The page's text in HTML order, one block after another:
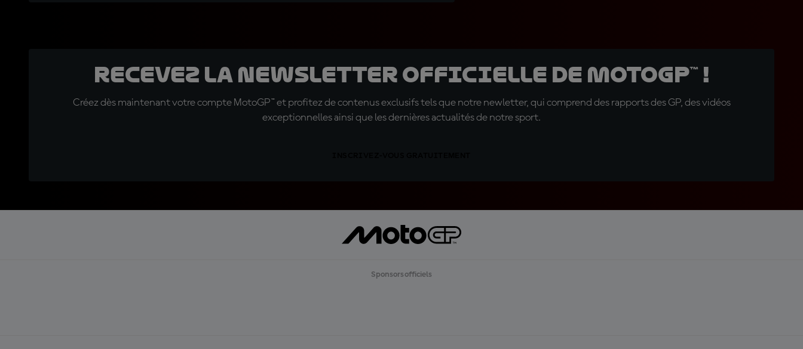
Recevez la Newsletter officielle de MotoGP™ !
Créez dès maintenant votre compte MotoGP™ et profitez de contenus exclusifs tels que notre newletter, qui comprend des rapports des GP, des vidéos
exceptionnelles ainsi que les dernières actualités de notre sport.
Sponsors officiels